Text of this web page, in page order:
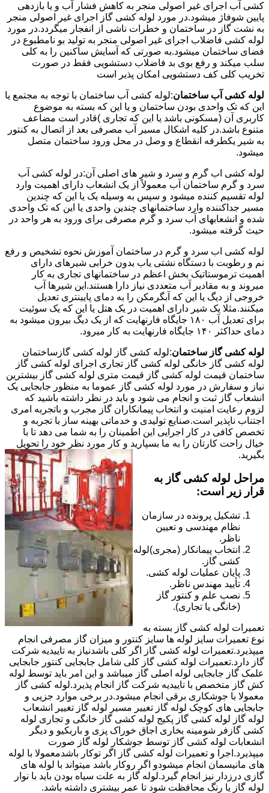
کشی آب اجرای غیر اصولی منجر به کاهش فشار آب و یا بازدهی
پایین شوفاژ میشود.در مورد لوله کشی گاز اجرای غیر اصولی منجر
به نشت گاز در ساختمان و خطرات ناشی از انفجار میگردد.در مورد
لوله کشی فاضلاب اجرای غیر اصولی منجر به تولید بو نامطبوع در
فضای ساختمان میشود.به صورتی که آسایش ساکنین را به کلی
سلب میکند و رفع بوی بد فاضلاب دستشویی فقط در صورت
تخریب کلی کف دستشویی امکان پذیر است
لوله کشی آب ساختمان:لوله کشی آب ساختمان با توجه به مجتمع یا
این که تک واحدی بودن ساختمان و یا این که بسته به موضوع
کاربری آن (مسکونی باشد یا این که تجاری )قادر است مضاعف
متنوع باشد.در کلیه اشکال مسیر آب مصرفی بعد از اتصال به کنتور
به شیر یکطرفه انقطاع و وصل در محل ورود ساختمان متصل
میشود.
لوله کشی اب گرم و سرد و شیر های اصلی آن:در لوله کشی آب
سرد و گرم ساختمان آب معمولاً از یک انشعاب دارای اهمیت وارد
لوله تقسیم کننده میشود و سپس به وسیله یک یا این که چندین
مسیر جداکننده وارد ساختمانهای چندین واحدی یا این که تک واحدی
شده و انشعابهای آب سرد و گرم مصرفی برای ورود به هر واحد در
حیث گرفته میشود.
لوله کشی اب سرد و گرم در ساختمان آموزش نحوه تشخیص و رفع
نم و رطوبت با دستگاه نشتی یاب بدون خرابی شیرهای دارای
اهمیت ترموستاتیک بخش اعظم در ساختمانهای تجاری به کار
میروند و به مقادیر آب متعددی نیاز دارا هستند.این شیرها آب
خروجی از دیگ یا این که آبگرمکن را به دمای پایینتری تعدیل
میکنند.مثلا یک شیر دارای اهمیت در یک هتل یا این که یک سوئیت
برای تعدیل آب ۱۸۰ جایگاه فارنهایت که از یک دیگ بیرون میشود به
دمای حداکثر ۱۴۰ جایگاه فارنهایت به کار میرود.
لوله کشی گاز ساختمان:لوله کشی گاز لوله کشی گازساختمان
لوله کشی گاز خانگی لوله کشی گاز تجاری اجرای لوله کشی گاز
ساختمان قیمت لوله کشی گاز قیمت متری لوله کشی گاز بیشترین
نیاز و سفارش در مورد لوله کشی گاز عموما به منظور جابجایی یک
انشعاب گاز ثبت و انجام می شود و باید در نظر داشته باشید که
لزوم رعایت امنیت و انتخاب پیمانکاران گاز مجرب و باتجربه امری
اجتناب ناپذیر است.صنایع تولیدی و خدماتی بهینه ساز با تجربه و
تخصص کافی در کار اجرایی این اطمینان را به شما می دهد تا با
خیال راحت کارتان را به ما بسپارید و کار مورد نظر خود را تحویل
بگیرید.
مراحل لوله کشی گاز به
قرار زیر است:
تشکیل پرونده در سازمان
نظام مهندسی و تعیین
ناظر.
انتخاب پیمانکار (مجری)لوله
کشی گاز.
پایان عملیات لوله کشی.
تأیید مهندس ناظر.
نصب علم و کنتور گاز
(خانگی یا تجاری).
تعمیرات لوله کشی گاز بسته به
نوع تعمیرات سایز لوله ها سایز کنتور و میزان گاز مصرفی انجام
میپذیرد.تعمیرات لوله کشی گاز اگر کلی باشدنیاز به تاییدیه شرکت
گاز دارد.تعمیرات لوله کشی گاز کلی شامل جابجایی کنتور جابجایی
علمک گاز جابجایی لوله اصلی گاز میباشد و این امر باید توسط لوله
کش گاز متخصص با تاییدیه شرکت گاز انجام پذیرد.لوله کشی گاز
معمولا با جوشکاری برقی انجام میشود.در برخی موارد جزیی و
جابجایی های کوچک لوله گاز تغییر مسیر لوله گاز تغییر انشعاب
لوله گاز لوله کشی گاز پکیج لوله کشی گاز خانگی و تجاری لوله
کشی گازفر شومینه بخاری اجاق خوراک پزی و باربکیو و دیگر
انشعابات لوله کشی گاز توسط جوشکار لوله گاز صورت
میپذیرد.اجرا و تعمیرات لوله کشی گاز اگر توکار باشدمعمولا با لوله
های مانیسمان انجام میشودو اگر روکار باشد میتواند با لوله های
گازی درزدار نیز انجام گیرد.لوله گاز به علت سیاه بودن باید با نوار
لوله گاز یا رنگ محافظت شود تا عمر بیشتری داشته باشد.